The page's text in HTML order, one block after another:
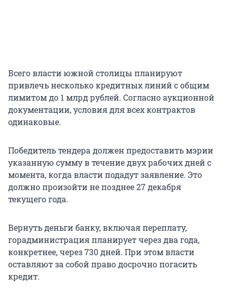
Всего власти южной столицы планируют
привлечь несколько кредитных линий с общим
лимитом до 1 млрд рублей. Согласно аукционной
документации, условия для всех контрактов
одинаковые.
Победитель тендера должен предоставить мэрии
указанную сумму в течение двух рабочих дней с
момента, когда власти подадут заявление. Это
должно произойти не позднее 27 декабря
текущего года.
Вернуть деньги банку, включая переплату,
горадминистрация планирует через два года,
конкретнее, через 730 дней. При этом власти
оставляют за собой право досрочно погасить
кредит.